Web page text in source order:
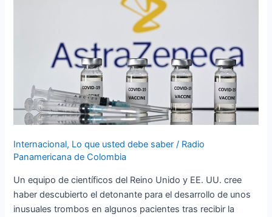
Internacional, Lo que usted debe saber / Radio
Panamericana de Colombia
Un equipo de científicos del Reino Unido y EE. UU. cree
haber descubierto el detonante para el desarrollo de unos
inusuales trombos en algunos pacientes tras recibir la
descubierta
Científicos